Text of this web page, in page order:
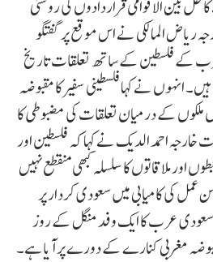
حل بین الاقوامی قراردادوں کی روشنی
ریاض المالکی نے اس موقع پر گفتگو
کے فلسطین کے ساتھ تعلقات تاریخ
انہوں نے کہا فلسطینی سفیر کا مقبوضہ
کے درمیان تعلقات کی مضبوطی کا
احمد الدیک نے کہا کہ فلسطین اور
ملاقاتوں کا سلسلہ کبھی منقطع نہیں
کی کامیابی میں سعودی کردار پر
سعودی عرب کا ایک وفد منگل کے روز
مغربی کنارے کے دورے پر آیا ہے۔